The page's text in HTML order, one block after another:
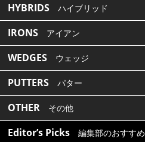
HYBRIDS ハイブリッド
IRONS アイアン
WEDGES ウェッジ
PUTTERS パター
OTHER その他
Editor’s Picks 編集部のおすすめ